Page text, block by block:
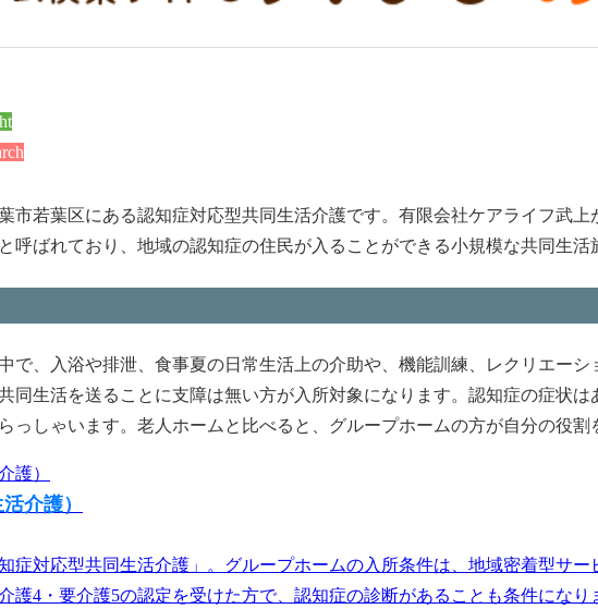
市若葉区にある認知症対応型共同生活介護です。有限会社ケアライフ武
呼ばれており、地域の認知症の住民が入ることができる小規模な共同生活
で、入浴や排泄、食事夏の日常生活上の介助や、機能訓練、レクリエー
同生活を送ることに支障は無い方が入所対象になります。認知症の症状
っしゃいます。老人ホームと比べると、グループホームの方が自分の役
介護）
症対応型共同生活介護」。グループホームの入所条件は、地域密着型サ
護4・要介護5の認定を受けた方で、認知症の診断があることも条件になり